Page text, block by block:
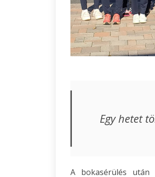
Egy hetet
A bokasérülés után